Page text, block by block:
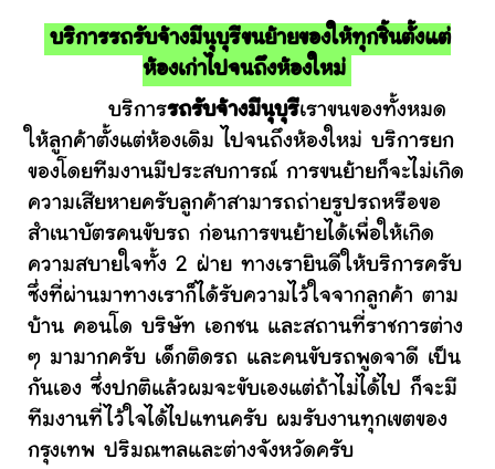
บริการรถรับจ้างมีนุบุรีขนย้ายของให้ทุกชิ้นตั้งแต่
ห้องเก่าไปจนถึงห้องใหม่
บริการรถรับจ้างมีนุบุรีเราขนของทั้งหมด
ให้ลูกค้าตั้งแต่ห้องเดิม ไปจนถึงห้องใหม่ บริการยก
ของโดยทีมงานมีประสบการณ์ การขนย้ายก็จะไม่เกิด
ความเสียหายครับลูกค้าสามารถถ่ายรูปรถหรือขอ
สำเนาบัตรคนขับรถ ก่อนการขนย้ายได้เพื่อให้เกิด
ความสบายใจทั้ง 2 ฝ่าย ทางเรายินดีให้บริการครับ
ซึ่งที่ผ่านมาทางเราก็ได้รับความไว้ใจจากลูกค้า ตาม
บ้าน คอนโด บริษัท เอกชน และสถานที่ราชการต่าง
ๆ มามากครับ เด็กติดรถ และคนขับรถพูดจาดี เป็น
กันเอง ซึ่งปกติแล้วผมจะขับเองแต่ถ้าไม่ได้ไป ก็จะมี
ทีมงานที่ไว้ใจได้ไปแทนครับ ผมรับงานทุกเขตของ
กรุงเทพ ปริมณฑลและต่างจังหวัดครับ